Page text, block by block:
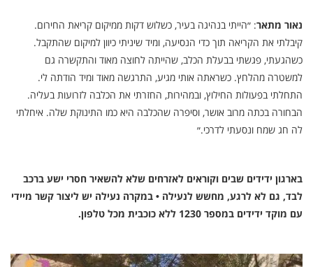
נאור מתאר: ״הייתי בנהיגה בעיר, כשלוש דקות ממיקום קריאת החירום.
קיבלתי את הקריאה תוך כדי הנסיעה, ומיד שיניתי כיוון למיקום שהתקבל.
כשהגעתי, פגשתי בבעלת הכלב, שהייתה לחוצה מאוד והתקשרה גם
למשטרה מהלחץ. כשראתה אותי מגיע, התרגשה מאוד ומיד הודתה לי.
התחלתי בפעולות החילוץ, ובמהירות, החזרתי את הכלבה לזרועות בעליה.
הבחורה בכתה מרוב אושר, וסיפרה שהכלבה היא כמו התינוקת שלה. איחלתי
לה חג שמח ונסעתי לדרכי.״
בארגון ידידים שבים וקוראים לאזרחים שלא להשאיר חסרי ישע ברכב
לבד, גם לא לרגע, מחשש לנעילה • במקרה נעילה יש ליצור קשר מיידי
עם מוקד ידידים במספר 1230 ללא כוכבית מכל טלפון.